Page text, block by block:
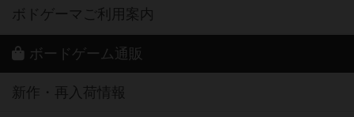
ボドゲーマご利用案内
ボードゲーム通販
新作・再入荷情報